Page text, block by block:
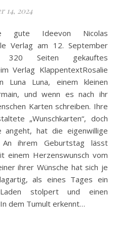
14, 2024
Verlag am 12. September
320 Seiten gekauftes
Verlag KlappentextRosalie
Luna Luna, einem kleinen
und wenn es nach ihr
Karten schreiben. Ihre
„Wunschkarten“, doch
angeht, hat die eigenwillige
An ihrem Geburtstag lässt
einem Herzenswunsch vom
ihrer Wünsche hat sich je
als eines Tages ein
stolpert und einen
dem Tumult erkennt…